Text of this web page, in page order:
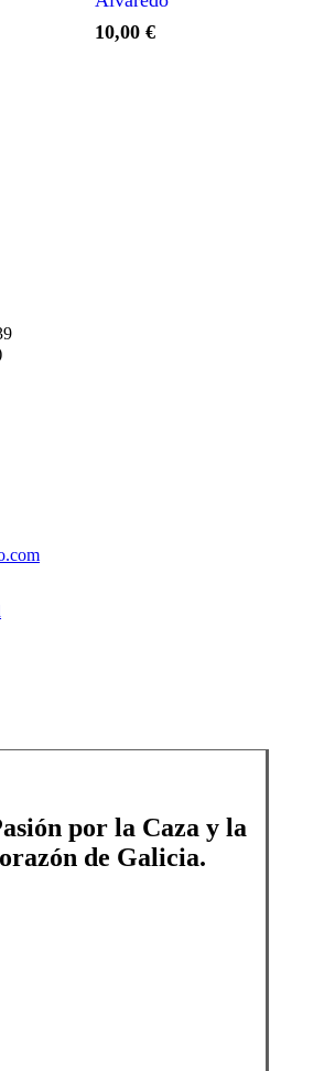
10,00€
por la Caza y la
de Galicia.